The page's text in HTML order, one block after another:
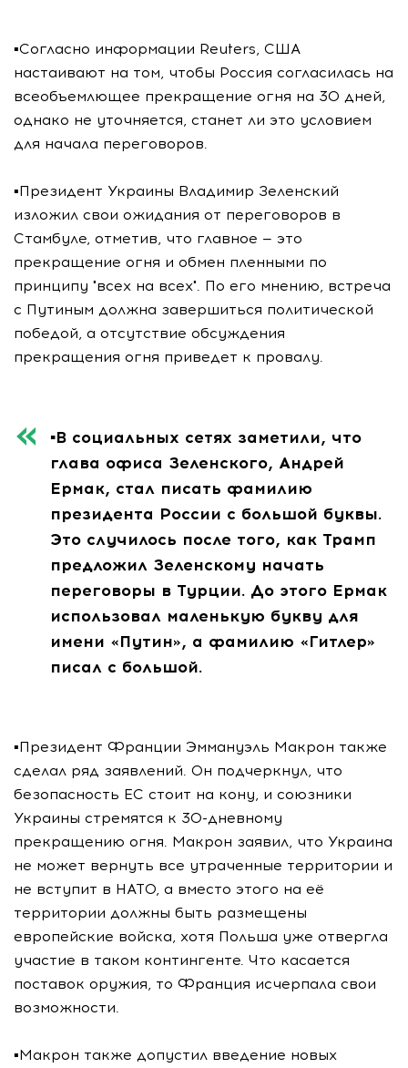
▪️Согласно информации Reuters, США
настаивают на том, чтобы Россия согласилась на
всеобъемлющее прекращение огня на 30 дней,
однако не уточняется, станет ли это условием
для начала переговоров.
▪️Президент Украины Владимир Зеленский
изложил свои ожидания от переговоров в
Стамбуле, отметив, что главное — это
прекращение огня и обмен пленными по
принципу "всех на всех". По его мнению, встреча
с Путиным должна завершиться политической
победой, а отсутствие обсуждения
прекращения огня приведет к провалу.
▪️В социальных сетях заметили, что
глава офиса Зеленского, Андрей
Ермак, стал писать фамилию
президента России с большой буквы.
Это случилось после того, как Трамп
предложил Зеленскому начать
переговоры в Турции. До этого Ермак
использовал маленькую букву для
имени «Путин», а фамилию «Гитлер»
писал с большой.
▪️Президент Франции Эммануэль Макрон также
сделал ряд заявлений. Он подчеркнул, что
безопасность ЕС стоит на кону, и союзники
Украины стремятся к 30-дневному
прекращению огня. Макрон заявил, что Украина
не может вернуть все утраченные территории и
не вступит в НАТО, а вместо этого на её
территории должны быть размещены
европейские войска, хотя Польша уже отвергла
участие в таком контингенте. Что касается
поставок оружия, то Франция исчерпала свои
возможности.
▪️Макрон также допустил введение новых